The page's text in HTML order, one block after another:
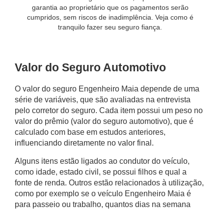
garantia ao proprietário que os pagamentos serão
cumpridos, sem riscos de inadimplência. Veja como é
tranquilo fazer seu seguro fiança.
Valor do Seguro Automotivo
O valor do seguro Engenheiro Maia depende de uma
série de variáveis, que são avaliadas na entrevista
pelo corretor do seguro. Cada item possui um peso no
valor do prêmio (valor do seguro automotivo), que é
calculado com base em estudos anteriores,
influenciando diretamente no valor final.
Alguns itens estão ligados ao condutor do veículo,
como idade, estado civil, se possui filhos e qual a
fonte de renda. Outros estão relacionados à utilização,
como por exemplo se o veículo Engenheiro Maia é
para passeio ou trabalho, quantos dias na semana